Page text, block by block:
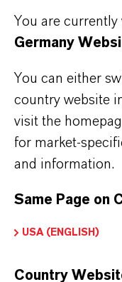
Unbeheizte
Nenndicke
Estrichsysteme
Festigkeit,
You are currently
Germany
You can either
country website
visit the
for market-
and information.
Same Page on
USA (ENGLISH)
Country